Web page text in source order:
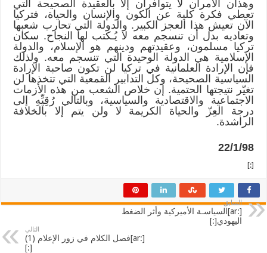
وهذان الأمران لا يتوافران إلا بالعقيدة الصحيحة التي
تعطي فكرة كلية عن الكون والإنسان والحياة، فتركيا
الآن تعيش هذا العجز الكبير. والدولة التي تحارب شعبها
وتعاديه بدل أن تنسجم معه لا يُـكتب لها النجاح. سكان
تركيا مسلمون، وعقيدتهم ودينهم هو الإسلام، والدولة
الإسلامية هي الدولة الوحيدة التي تنسجم معه. ولذلك
فإن الإرادة العلمانية في تركيا لن تكون صاحبة الإرادة
السياسية الصحيحة، وكل التدابير القمعية التي تتخذها لن
تغيّر نتيجتها الحتمية. إن خلاص الشعب من هذه الأزمات
الاجتماعية والاقتصادية والسياسية، وبالتالي رُقِيِّهِ إلى
درجة العِزّ والحياة الكريمة لا ولن يتم إلا بالخلافة
الراشدة.
22/1/98
[:]
السابق
[:ar]السياسـة الأميركية وأثر الضغط
اليهودي[:]
التالي
[:ar]فصل الكلام في زور الإعلام (1)
[:]